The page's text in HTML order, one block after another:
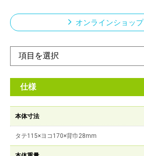
オンラインショップ
仕様
本体寸法
タテ115×ヨコ170×背巾28mm